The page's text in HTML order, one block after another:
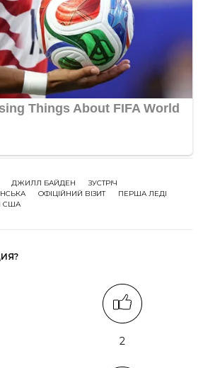
ДЖИЛЛ БАЙДЕН
ЗУСТРІЧ
ОФІЦІЙНИЙ ВІЗИТ
ПЕРША ЛЕДІ
США
2